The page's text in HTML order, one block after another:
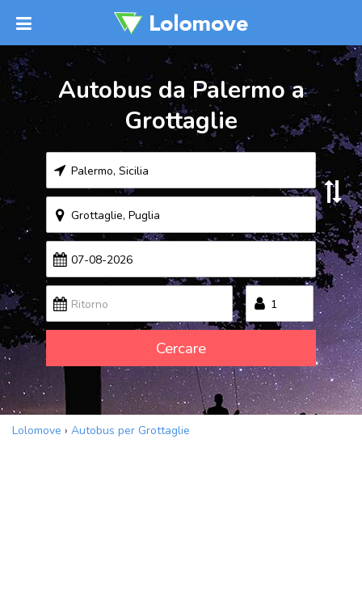
Autobus da Palermo a
Grottaglie
Cercare
Lolomove › Autobus per Grottaglie